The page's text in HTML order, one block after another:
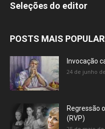
Seleções do editor
POSTS MAIS
Invocação
24 de junho
Regressão
(RVP)